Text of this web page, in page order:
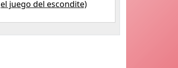
el juego del escondite)